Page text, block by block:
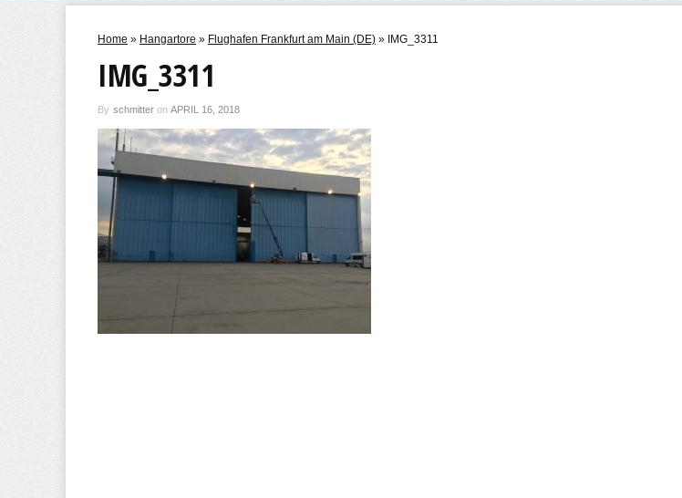
Home » Hangartore » Flughafen Frankfurt am Main (DE) » IMG_3311
IMG_3311
By schmitter on APRIL 16, 2018